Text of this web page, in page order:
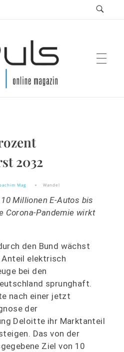
2032
Mag Wandel
Millionen E-Autos bis
Corona-Pandemie wirkt
den Bund wächst
elektrisch
bei den
sprunghaft.
nach einer jetzt
der
Deloitte ihr Marktanteil
Das von der
Ziel von 10